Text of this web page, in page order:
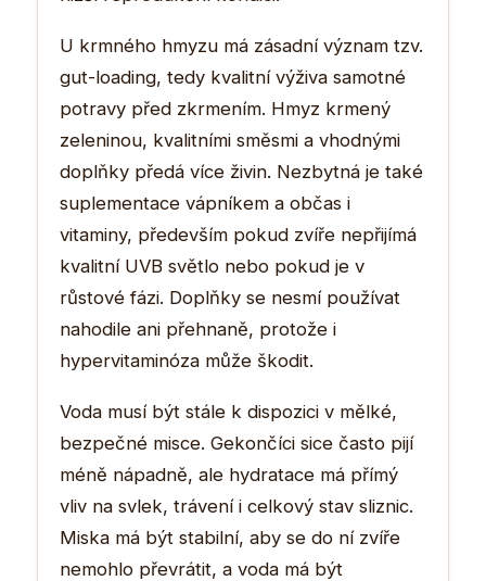
U krmného hmyzu má zásadní význam tzv.
gut-loading, tedy kvalitní výživa samotné
potravy před zkrmením. Hmyz krmený
zeleninou, kvalitními směsmi a vhodnými
doplňky předá více živin. Nezbytná je také
suplementace vápníkem a občas i
vitaminy, především pokud zvíře nepřijímá
kvalitní UVB světlo nebo pokud je v
růstové fázi. Doplňky se nesmí používat
nahodile ani přehnaně, protože i
hypervitaminóza může škodit.
Voda musí být stále k dispozici v mělké,
bezpečné misce. Gekončíci sice často pijí
méně nápadně, ale hydratace má přímý
vliv na svlek, trávení i celkový stav sliznic.
Miska má být stabilní, aby se do ní zvíře
nemohlo převrátit, a voda má být